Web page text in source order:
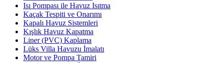
Isı Pompası ile Havuz Isıtma
Kaçak Tespiti ve Onarımı
Kapalı Havuz Sistemleri
Kışlık Havuz Kapatma
Liner (PVC) Kaplama
Lüks Villa Havuzu İmalatı
Motor ve Pompa Tamiri